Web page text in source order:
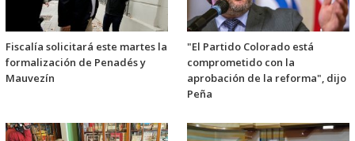
Fiscalía solicitará este martes la
formalización de Penadés y
Mauvezín
"El Partido Colorado está
comprometido con la
aprobación de la reforma", dijo
Peña